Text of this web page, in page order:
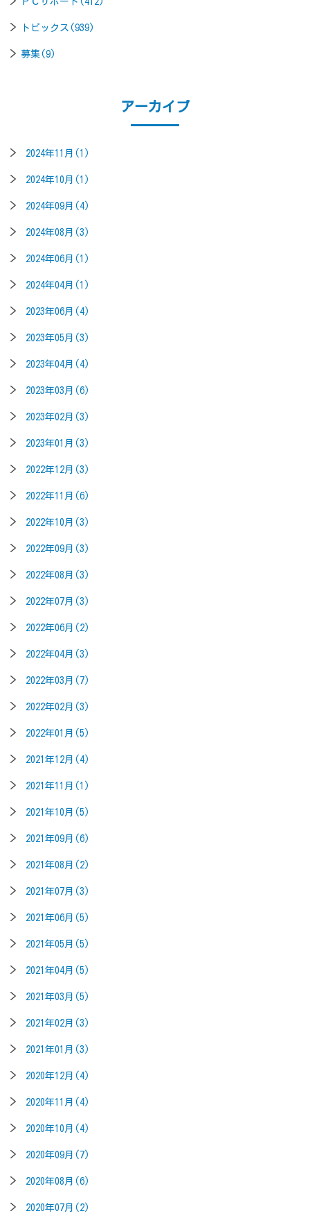
トピックス(939)
募集(9)
アーカイブ
2024年11月(1)
2024年10月(1)
2024年09月(4)
2024年08月(3)
2024年06月(1)
2024年04月(1)
2023年06月(4)
2023年05月(3)
2023年04月(4)
2023年03月(6)
2023年02月(3)
2023年01月(3)
2022年12月(3)
2022年11月(6)
2022年10月(3)
2022年09月(3)
2022年08月(3)
2022年07月(3)
2022年06月(2)
2022年04月(3)
2022年03月(7)
2022年02月(3)
2022年01月(5)
2021年12月(4)
2021年11月(1)
2021年10月(5)
2021年09月(6)
2021年08月(2)
2021年07月(3)
2021年06月(5)
2021年05月(5)
2021年04月(5)
2021年03月(5)
2021年02月(3)
2021年01月(3)
2020年12月(4)
2020年11月(4)
2020年10月(4)
2020年09月(7)
2020年08月(6)
2020年07月(2)